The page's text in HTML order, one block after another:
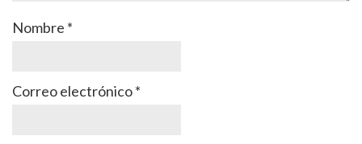
Nombre *
Correo electrónico*